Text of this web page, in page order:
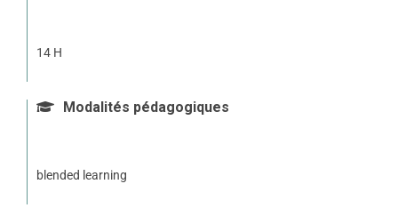
14 H
Modalités pédagogiques
blended learning